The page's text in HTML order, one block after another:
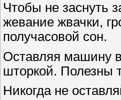
Чтобы не заснуть
жевание жвачки,
получасовой сон.
Оставляя машину
шторкой. Полезны
Никогда не